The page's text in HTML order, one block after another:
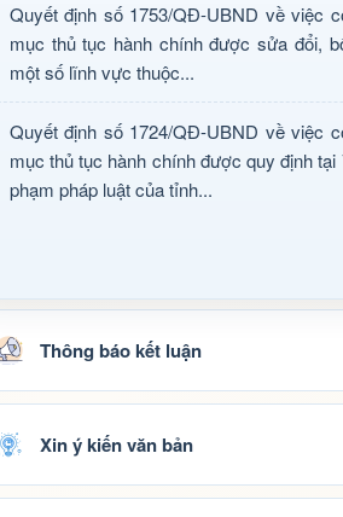
Quyết định số 1753/QĐ-UBND về việc
mục thủ tục hành chính được sửa đổi,
một số lĩnh vực thuộc...
Quyết định số 1724/QĐ-UBND về việc
mục thủ tục hành chính được quy định tại
phạm pháp luật của tỉnh...
Thông báo kết luận
Xin ý kiến văn bản